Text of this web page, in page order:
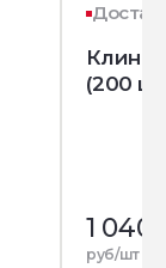
Клин
(200
1 040
руб/шт